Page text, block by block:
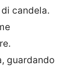
candela.
guardando